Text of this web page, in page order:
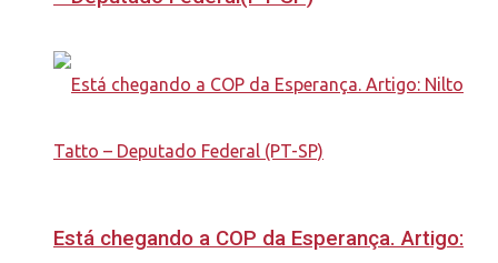
Está chegando a COP da Esperança. Artigo: